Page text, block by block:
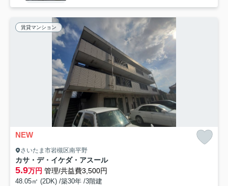
賃貸マンション
NEW
さいたま市岩槻区南平野
カサ・デ・イケダ・アスール
5.9万円 管理/共益費3,500円
48.05㎡ (2DK) /築30年 /3階建